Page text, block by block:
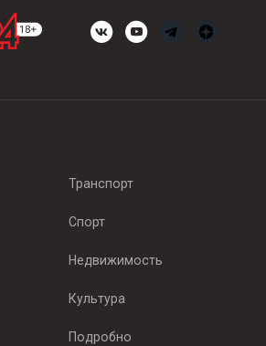
Транспорт
Спорт
Недвижимость
Культура
Подробно